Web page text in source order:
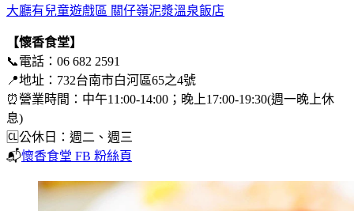
大廳有兒童遊戲區 關仔嶺泥漿溫泉飯店
【懷香食堂】
📞電話：06 682 2591
📍地址：732台南市白河區65之4號
⏰營業時間：中午11:00-14:00；晚上17:00-19:30(週一晚上休
息)
🆑公休日：週二、週三
📬懷香食堂 FB 粉絲頁